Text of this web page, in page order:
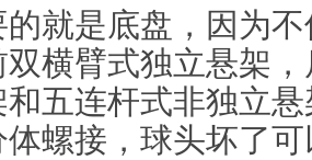
的就是底盘，因为
横臂式独立悬架
五连杆式非独立
螺接，球头坏了